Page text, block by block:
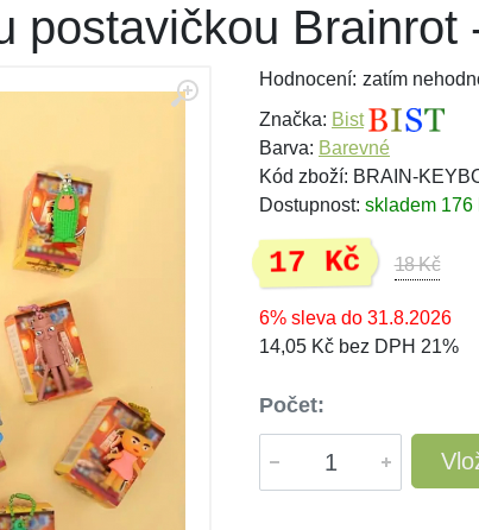
postavičkou Brainrot
Hodnocení: zatím
Značka: Bist
Barva: Barevné
Kód zboží: BRAIN-
Dostupnost: skladem 176
17 Kč 18 Kč
6% sleva do 31.8.2026
14,05 Kč bez DPH 21%
Počet: